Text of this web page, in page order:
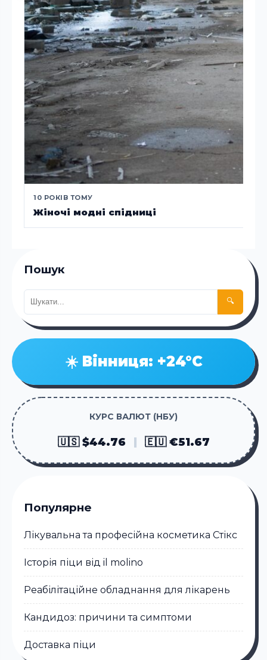
10 РОКІВ ТОМУ
Жіночі модні спідниці
Пошук
🔍
☀️ Вінниця: +24°C
КУРС ВАЛЮТ (НБУ)
🇺🇸 $44.76 🇪🇺 €51.67
Популярне
Лікувальна та професійна косметика Стікc
Історія піци від il molino
Реабілітаційне обладнання для лікарень
Кандидоз: причини та симптоми
Доставка піци